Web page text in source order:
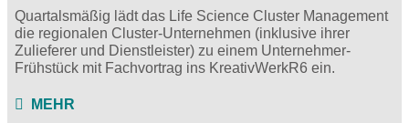
Quartalsmäßig lädt das Life Science Cluster Management
die regionalen Cluster-Unternehmen (inklusive ihrer
Zulieferer und Dienstleister) zu einem Unternehmer-
Frühstück mit Fachvortrag ins KreativWerkR6 ein.
MEHR